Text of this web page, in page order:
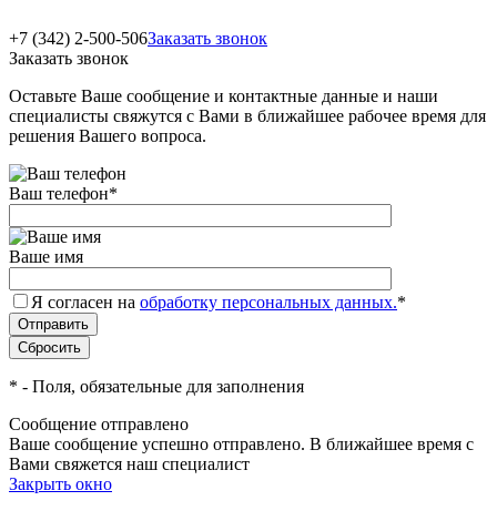
+7 (342) 2-500-506Заказать звонок
Заказать звонок
Оставьте Ваше сообщение и контактные данные и наши
специалисты свяжутся с Вами в ближайшее рабочее время для
решения Вашего вопроса.
Ваш телефон*
Ваше имя
Я согласен на обработку персональных данных.*
* - Поля, обязательные для заполнения
Сообщение отправлено
Ваше сообщение успешно отправлено. В ближайшее время с
Вами свяжется наш специалист
Закрыть окно